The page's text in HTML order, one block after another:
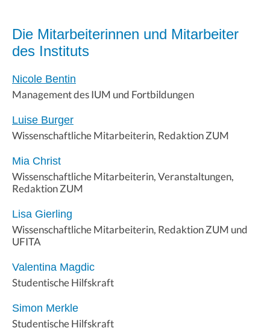
Die Mitarbeiterinnen und Mitarbeiter
des Instituts
Nicole Bentin
Management des IUM und Fortbildungen
Luise Burger
Wissenschaftliche Mitarbeiterin, Redaktion ZUM
Mia Christ
Wissenschaftliche Mitarbeiterin, Veranstaltungen,
Redaktion ZUM
Lisa Gierling
Wissenschaftliche Mitarbeiterin, Redaktion ZUM und
UFITA
Valentina Magdic
Studentische Hilfskraft
Simon Merkle
Studentische Hilfskraft